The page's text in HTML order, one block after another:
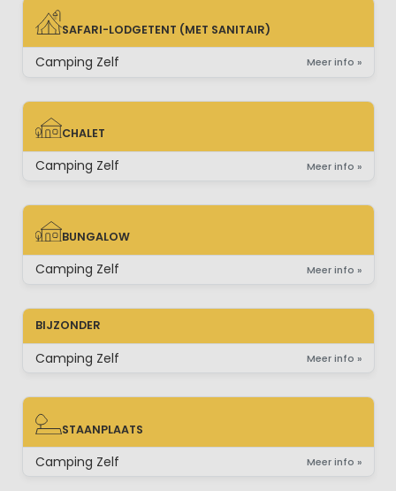
SAFARI-LODGETENT (MET SANITAIR)
SAFARI-LODGETENT (MET SANITAIR)
Camping Zelf Meer info »
CHALET
CHALET
Camping Zelf Meer info »
BUNGALOW
BUNGALOW
Camping Zelf Meer info »
BIJZONDER
Camping Zelf Meer info »
STAANPLAATS
STAANPLAATS
Camping Zelf Meer info »